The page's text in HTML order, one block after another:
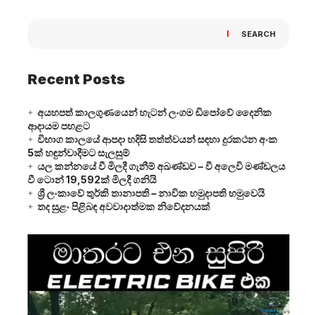
SEARCH
Recent Posts
අයහපත් කාලගුණයෙන් හැටන් ලංගම ඩිපෝවේ දෛනික
ආදායම පහළට
විභාග කාලයේ ආපදා හදිසි තත්ත්වයන් සඳහා දුරකථන අංක
5ක් හඳුන්වාදීමට සැලසුම්
යල කන්නයේ වී මිලදී ගැනීම් අඛණ්ඩව – වී අලෙවි මණ්ඩලය
වී ටොන් 19,592ක් මිලදී ගනියි
ශ්‍රී ලංකාවේ තුර්කි තානාපති – නාවික හමුදාපති හමුවෙයි
තද සුළං පිළිබඳ අවවාදාත්මක නිවේදනයක්
Player